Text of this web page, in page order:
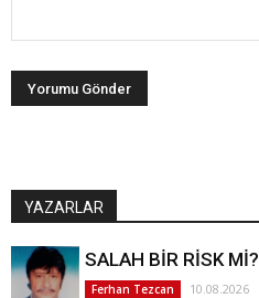
YAZARLAR
SALAH BİR RİSK Mİ?
Ferhan Tezcan 10.08.2026